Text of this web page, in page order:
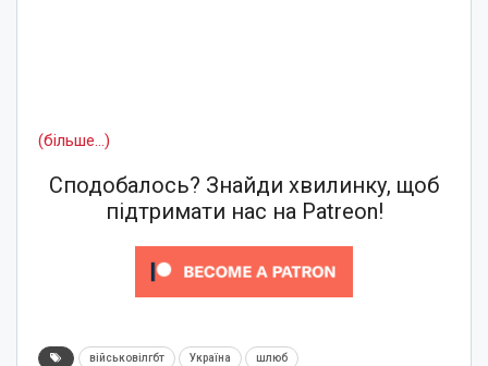
(більше…)
Сподобалось? Знайди хвилинку, щоб
підтримати нас на Patreon!
військовілгбт Україна шлюб